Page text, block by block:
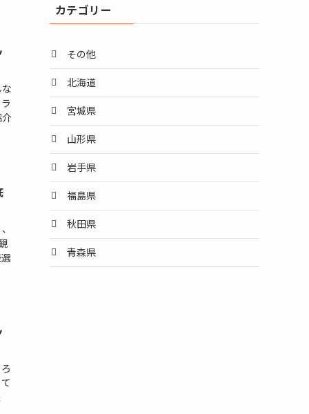
カテゴリー
その他
北海道
宮城県
山形県
岩手県
福島県
秋田県
青森県